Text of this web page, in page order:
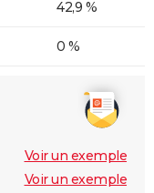
42,9 %
0 %
Voir un exemple
Voir un exemple